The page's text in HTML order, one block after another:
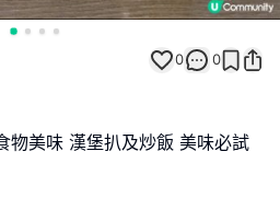
0 0
物美味 漢堡扒及炒飯 美味必試